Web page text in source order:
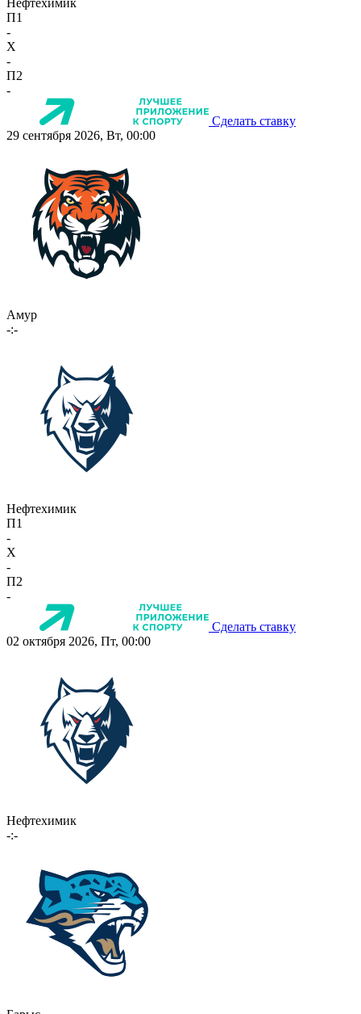
Нефтехимик
П1
-
X
-
П2
-
Сделать ставку
29 сентября 2026, Вт, 00:00
Амур
-:-
Нефтехимик
П1
-
X
-
П2
-
Сделать ставку
02 октября 2026, Пт, 00:00
Нефтехимик
-:-